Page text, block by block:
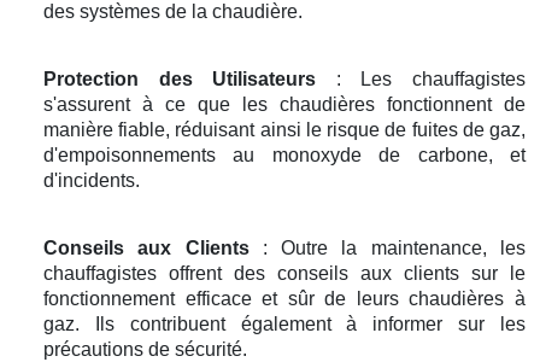
des systèmes de la chaudière.
Protection des Utilisateurs : Les chauffagistes
s'assurent à ce que les chaudières fonctionnent de
manière fiable, réduisant ainsi le risque de fuites de gaz,
d'empoisonnements au monoxyde de carbone, et
d'incidents.
Conseils aux Clients: Outre la maintenance, les
chauffagistes offrent des conseils aux clients sur le
fonctionnement efficace et sûr de leurs chaudières à
gaz. Ils contribuent également à informer sur les
précautions de sécurité.